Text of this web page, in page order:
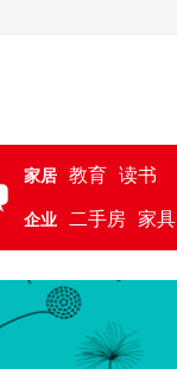
家居 教育 读书
企业 二手房 家具